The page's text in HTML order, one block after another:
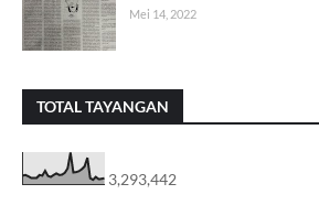
Mei 14, 2022
TOTAL TAYANGAN
3,293,442